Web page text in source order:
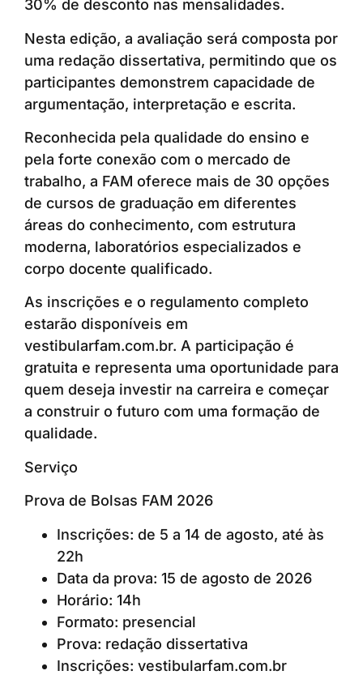
30% de desconto nas mensalidades.
Nesta edição, a avaliação será composta por
uma redação dissertativa, permitindo que os
participantes demonstrem capacidade de
argumentação, interpretação e escrita.
Reconhecida pela qualidade do ensino e
pela forte conexão com o mercado de
trabalho, a FAM oferece mais de 30 opções
de cursos de graduação em diferentes
áreas do conhecimento, com estrutura
moderna, laboratórios especializados e
corpo docente qualificado.
As inscrições e o regulamento completo
estarão disponíveis em
vestibularfam.com.br. A participação é
gratuita e representa uma oportunidade para
quem deseja investir na carreira e começar
a construir o futuro com uma formação de
qualidade.
Serviço
Prova de Bolsas FAM 2026
Inscrições: de 5 a 14 de agosto, até às
22h
Data da prova: 15 de agosto de 2026
Horário: 14h
Formato: presencial
Prova: redação dissertativa
Inscrições: vestibularfam.com.br